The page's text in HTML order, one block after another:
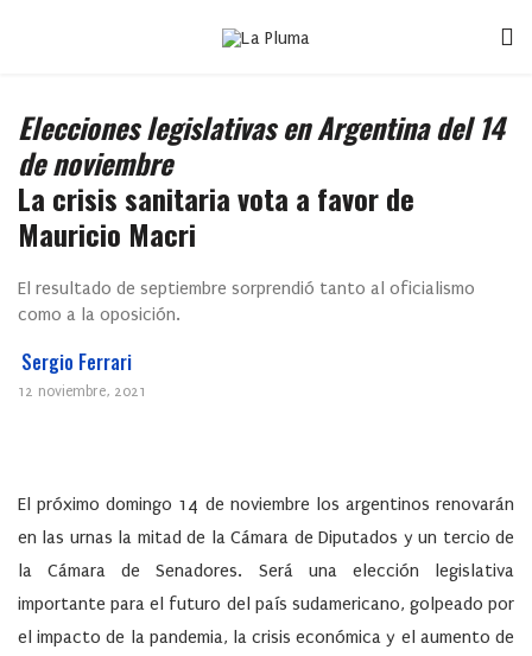
Elecciones legislativas en Argentina del 14
de noviembre
La crisis sanitaria vota a favor de
Mauricio Macri
El resultado de septiembre sorprendió tanto al oficialismo
como a la oposición.
Sergio Ferrari
12 noviembre, 2021
El próximo domingo 14 de noviembre los argentinos renovarán
en las urnas la mitad de la Cámara de Diputados y un tercio de
la Cámara de Senadores. Será una elección legislativa
importante para el futuro del país sudamericano, golpeado por
el impacto de la pandemia, la crisis económica y el aumento de